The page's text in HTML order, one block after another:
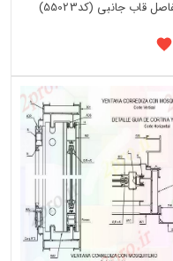
جانبی (کد55023)